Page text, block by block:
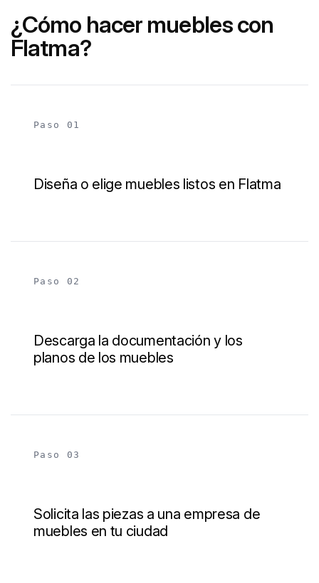
¿Cómo hacer muebles con
Flatma?
Paso 01
Diseña o elige muebles listos en Flatma
Paso 02
Descarga la documentación y los
planos de los muebles
Paso 03
Solicita las piezas a una empresa de
muebles en tu ciudad